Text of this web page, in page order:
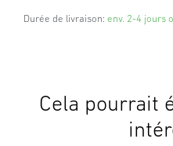
Durée de livraison: env. 2-4 jours
Cela pourrait